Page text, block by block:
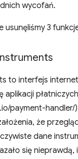
wycofań.
usunęliśmy 3
to interfejs
aplikacji
payment-handler/
że
dane
się nieprawdą,